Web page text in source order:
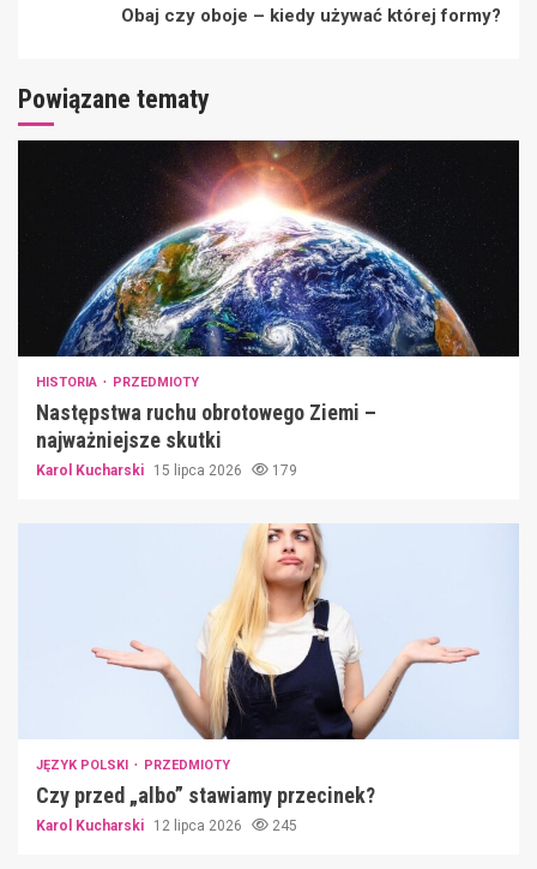
Obaj czy oboje – kiedy używać której formy?
Powiązane tematy
HISTORIA PRZEDMIOTY
Następstwa ruchu obrotowego Ziemi –
najważniejsze skutki
Karol Kucharski 15 lipca 2026 179
JĘZYK POLSKI PRZEDMIOTY
Czy przed „albo” stawiamy przecinek?
Karol Kucharski 12 lipca 2026 245